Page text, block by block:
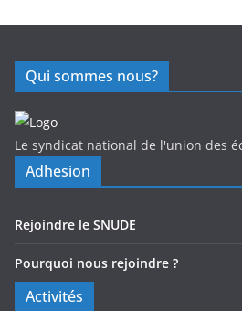
Qui sommes nous?
Le syndicat national de l'union des
Adhesion
Rejoindre le SNUDE
Pourquoi nous rejoindre ?
Activités